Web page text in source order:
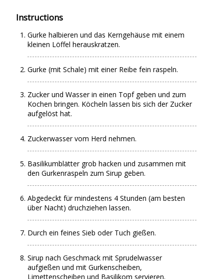
Instructions
Gurke halbieren und das Kerngehäuse mit einem
kleinen Löffel herauskratzen.
Gurke (mit Schale) mit einer Reibe fein raspeln.
Zucker und Wasser in einen Topf geben und zum
Kochen bringen. Köcheln lassen bis sich der Zucker
aufgelöst hat.
Zuckerwasser vom Herd nehmen.
Basilikumblätter grob hacken und zusammen mit
den Gurkenraspeln zum Sirup geben.
Abgedeckt für mindestens 4 Stunden (am besten
über Nacht) druchziehen lassen.
Durch ein feines Sieb oder Tuch gießen.
Sirup nach Geschmack mit Sprudelwasser
aufgießen und mit Gurkenscheiben,
Limettenscheiben und Basilikom servieren.